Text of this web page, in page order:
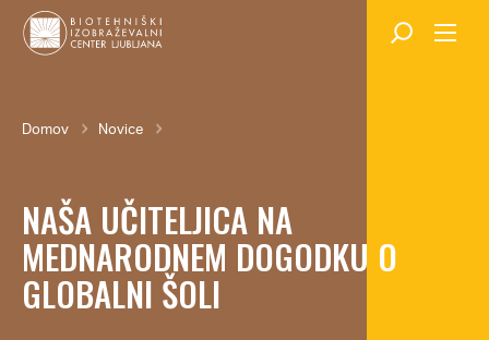
Skok
na
Breadcrumb
Domov Novice
NAŠA UČITELJICA NA
MEDNARODNEM DOGODKU O
GLOBALNI ŠOLI